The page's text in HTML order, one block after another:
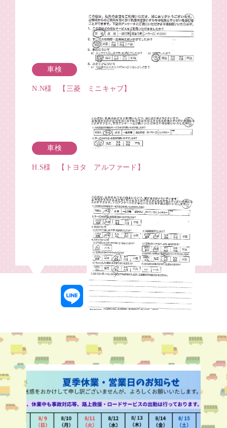
車検
N.N様 【三菱 ミニキャブ】
車検
H.S様 【トヨタ アルファード】
28 29